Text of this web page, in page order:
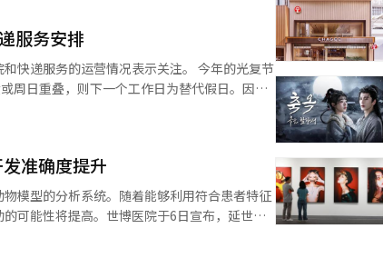
此外，Meta还需禁止未成
施一次性发现即永久驱逐的“单次违规政
Instagram和Facebook的合并使用时间也被
果充满信心。对于扭曲事实的指控，我们将继
经人工智能（AI）系统翻译与编辑。
续经营努力的国际认可。”他还表示：“我们将
。” 三星首尔医院自2021年
践。从2023年起，每年发布ESG报告，公开医
，减少了纸张使用量和行政过程中的废物产
服务安排
的运营情况表示关注。 今年的光复节
周日重叠，则下一个工作日为替代假日。因
和转账，以及ATM的存取款等非面对面服务大
券市场17日休市 国内
法定假日为休市日，2026年日程表中也标明了
均不开放。海外证券市场的运营则与国内替代
准确度提升
模型的分析系统。随着能够利用符合患者特征
可能性将提高。世博医院于6日宣布，延世大
同担任第一作者的研究成果已发表在国际学术